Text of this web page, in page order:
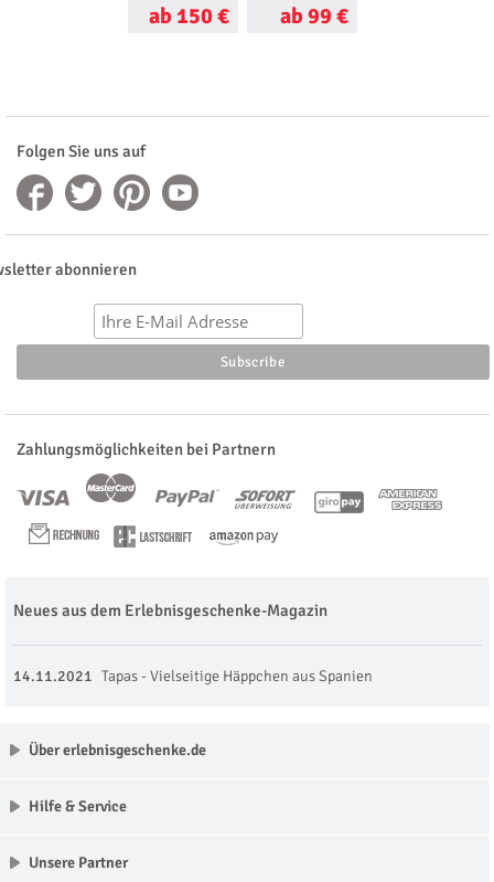
ab 150 € ab 99 €
Folgen Sie uns auf
abonnieren
Zahlungsmöglichkeiten bei Partnern
Neues aus dem Erlebnisgeschenke-Magazin
14.11.2021 Tapas - Vielseitige Häppchen aus Spanien
Über erlebnisgeschenke.de
Hilfe & Service
Unsere Partner